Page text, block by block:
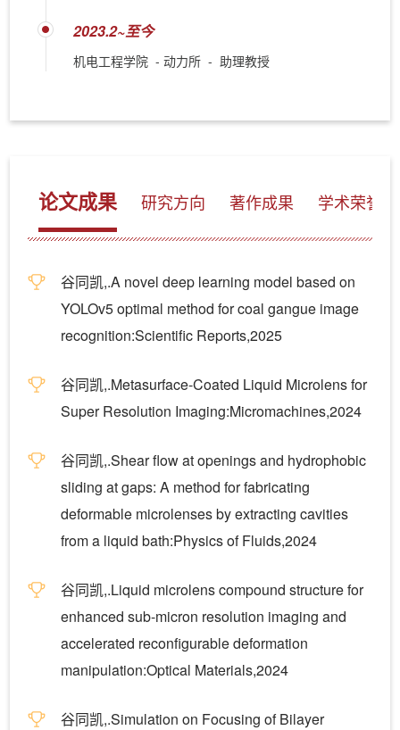
2023.2~至今
机电工程学院 - 动力所 - 助理教授
论文成果 研究方向 著作成果 学术荣誉
谷同凯,.A novel deep learning model based on
YOLOv5 optimal method for coal gangue image
recognition:Scientific Reports,2025
谷同凯,.Metasurface-Coated Liquid Microlens for
Super Resolution Imaging:Micromachines,2024
谷同凯,.Shear flow at openings and hydrophobic
sliding at gaps: A method for fabricating
deformable microlenses by extracting cavities
from a liquid bath:Physics of Fluids,2024
谷同凯,.Liquid microlens compound structure for
enhanced sub-micron resolution imaging and
accelerated reconfigurable deformation
manipulation:Optical Materials,2024
谷同凯,.Simulation on Focusing of Bilayer